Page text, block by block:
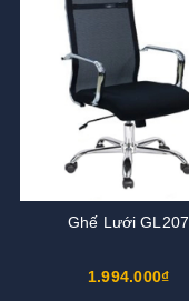
Ghế Lưới GL207
1.994.000₫